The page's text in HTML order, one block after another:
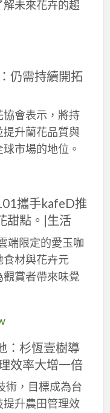
未來花卉的趨
仍需持續開拓
會表示，將持
升蘭花品質與
市場的地位。
攜手kafeD推
甜點。|生活
端限定的愛玉咖
食材與花卉元
賞者帶來味覺
：杉恆壹樹導
效率大增一倍
術，目標成為台
升農田管理效